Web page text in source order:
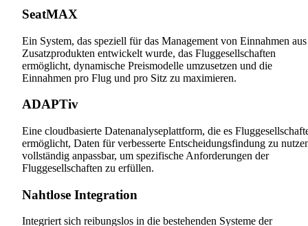
SeatMAX
Ein System, das speziell für das Management von Einnahmen aus
Zusatzprodukten entwickelt wurde, das Fluggesellschaften
ermöglicht, dynamische Preismodelle umzusetzen und die
Einnahmen pro Flug und pro Sitz zu maximieren.
ADAPTiv
Eine cloudbasierte Datenanalyseplattform, die es
ermöglicht, Daten für verbesserte Entscheidungsfindung zu
vollständig anpassbar, um spezifische Anforderungen der
Fluggesellschaften zu erfüllen.
Nahtlose Integration
Integriert sich reibungslos in die bestehenden Systeme der